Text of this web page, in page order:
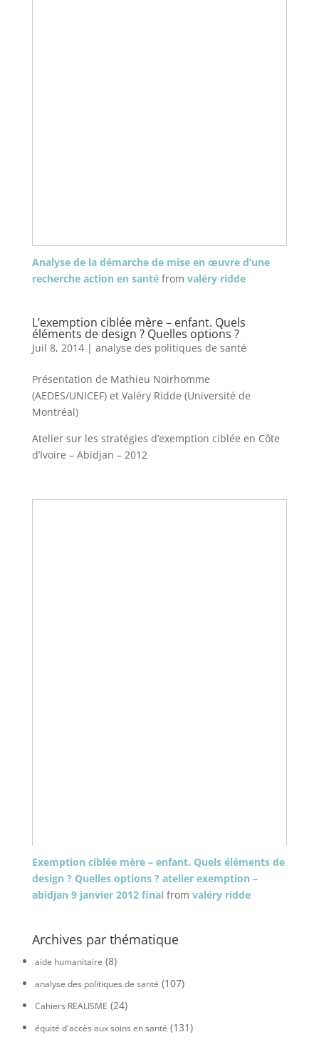
Analyse de la démarche de mise en œuvre d’une
recherche action en santé from valéry ridde
L’exemption ciblée mère – enfant. Quels
éléments de design ? Quelles options ?
Juil 8, 2014| analyse des politiques de santé
Présentation de Mathieu Noirhomme
(AEDES/UNICEF) et Valéry Ridde (Université de
Montréal)
Atelier sur les stratégies d’exemption ciblée en Côte
d’Ivoire – Abidjan – 2012
Exemption ciblée mère – enfant. Quels éléments de
design ? Quelles options ? atelier exemption –
abidjan 9 janvier 2012 final from valéry ridde
Archives par thématique
aide humanitaire (8)
analyse des politiques de santé (107)
Cahiers REALISME (24)
équité d'accès aux soins en santé (131)